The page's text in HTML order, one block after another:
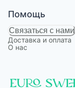
Помощь
Связаться с нами
Доставка и оплата
О нас